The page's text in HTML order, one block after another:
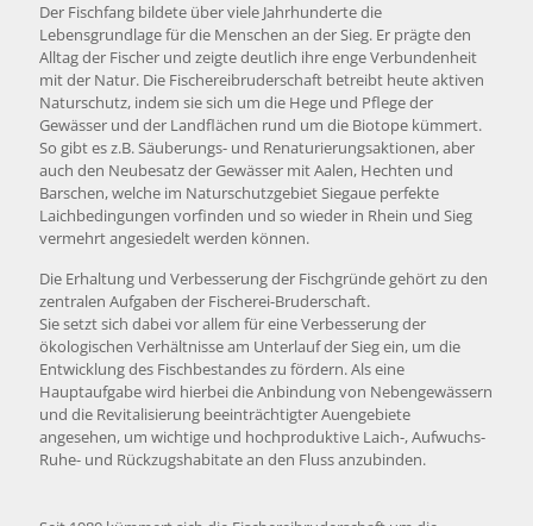
Der Fischfang bildete über viele Jahrhunderte die
Lebensgrundlage für die Menschen an der Sieg. Er prägte den
Alltag der Fischer und zeigte deutlich ihre enge Verbundenheit
mit der Natur. Die Fischereibruderschaft betreibt heute aktiven
Naturschutz, indem sie sich um die Hege und Pflege der
Gewässer und der Landflächen rund um die Biotope kümmert.
So gibt es z.B. Säuberungs- und Renaturierungsaktionen, aber
auch den Neubesatz der Gewässer mit Aalen, Hechten und
Barschen, welche im Naturschutzgebiet Siegaue perfekte
Laichbedingungen vorfinden und so wieder in Rhein und Sieg
vermehrt angesiedelt werden können.
Die Erhaltung und Verbesserung der Fischgründe gehört zu den
zentralen Aufgaben der Fischerei-Bruderschaft.
Sie setzt sich dabei vor allem für eine Verbesserung der
ökologischen Verhältnisse am Unterlauf der Sieg ein, um die
Entwicklung des Fischbestandes zu fördern. Als eine
Hauptaufgabe wird hierbei die Anbindung von Nebengewässern
und die Revitalisierung beeinträchtigter Auengebiete
angesehen, um wichtige und hochproduktive Laich-, Aufwuchs-
Ruhe- und Rückzugshabitate an den Fluss anzubinden.